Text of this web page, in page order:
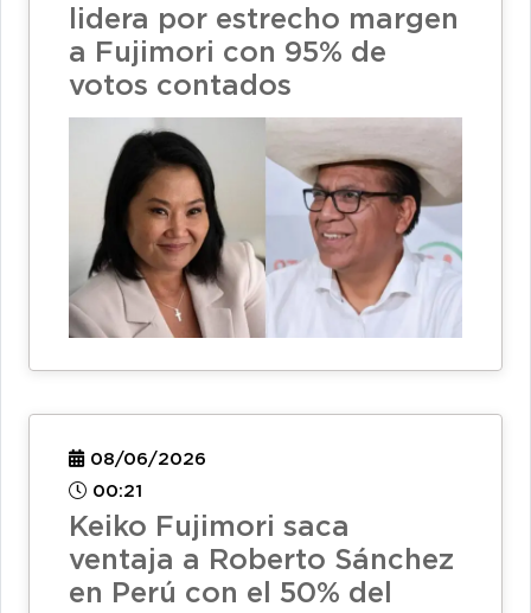
lidera por estrecho margen
a Fujimori con 95% de
votos contados
08/06/2026
00:21
Keiko Fujimori saca
ventaja a Roberto Sánchez
en Perú con el 50% del